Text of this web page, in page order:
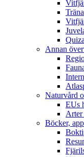
Annan
Naturvård
EUs
Arter
Böcker,